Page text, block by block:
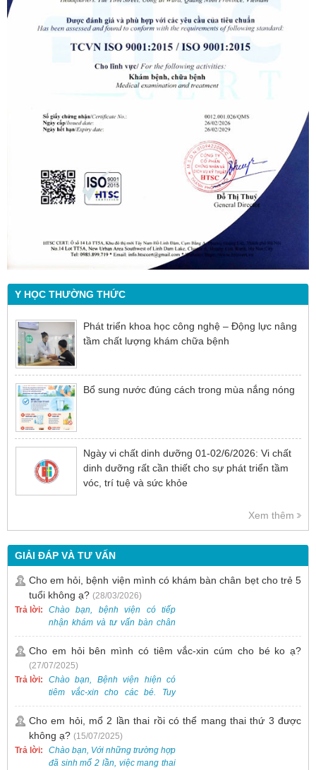
Y HỌC THƯỜNG THỨC
Phát triển khoa học công nghệ – Động lực nâng
tầm chất lượng khám chữa bệnh
Bổ sung nước đúng cách trong mùa nắng nóng
Ngày vi chất dinh dưỡng 01-02/6/2026: Vi chất
dinh dưỡng rất cần thiết cho sự phát triển tầm
vóc, trí tuệ và sức khỏe
Xem thêm
GIẢI ĐÁP VÀ TƯ VẤN
Cho em hỏi, bệnh viện mình có khám bàn chân bẹt cho trẻ 5
tuổi không ạ? (28/03/2026)
Trả lời:
Chào bạn, bệnh viện có tiếp
nhận khám và tư vấn bàn chân
bẹt cho trẻ em, bao gồm cả trẻ 5
tuổi. Bạn có thể đưa bé đến
Khoa Khám bệnh của bệnh viện
để được bác sĩ chuyên khoa
thăm khám. Ngoài ra, để thuận
tiện hơn, bạn có thể đặt lịch
0988 270 115. Nếu cần hỗ trợ
thêm, vui lòng liên hệ qua Zalo
hoặc Fanpage Bệnh viện Việt
Nam - Thụy Điển Uông Bí.
Cho em hỏi bên mình có tiêm vắc-xin cúm cho bé ko ạ?
(27/07/2025)
Trả lời:
Chào bạn, Bệnh viện hiện có
tiêm vắc-xin cho các bé. Tuy
nhiên, các loại vắc-xin thường về
theo từng đợt, không phải lúc
nào cũng có sẵn.
Cho em hỏi, mổ 2 lần thai rồi có thể mang thai thứ 3 được
không ạ? (15/07/2025)
Trả lời:
Chào bạn, Với những trường hợp
đã sinh mổ 2 lần, việc mang thai